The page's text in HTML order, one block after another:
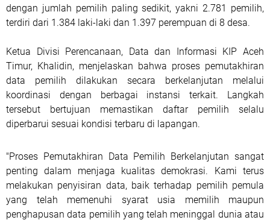
dengan jumlah pemilih paling sedikit, yakni 2.781 pemilih,
terdiri dari 1.384 laki-laki dan 1.397 perempuan di 8 desa.
Ketua Divisi Perencanaan, Data dan Informasi KIP Aceh
Timur, Khalidin, menjelaskan bahwa proses pemutakhiran
data pemilih dilakukan secara berkelanjutan melalui
koordinasi dengan berbagai instansi terkait. Langkah
tersebut bertujuan memastikan daftar pemilih selalu
diperbarui sesuai kondisi terbaru di lapangan.
"Proses Pemutakhiran Data Pemilih Berkelanjutan sangat
penting dalam menjaga kualitas demokrasi. Kami terus
melakukan penyisiran data, baik terhadap pemilih pemula
yang telah memenuhi syarat usia memilih maupun
penghapusan data pemilih yang telah meninggal dunia atau